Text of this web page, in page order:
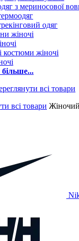
з мериносової
одяг
жіночі
костюми жіночі
всі товари